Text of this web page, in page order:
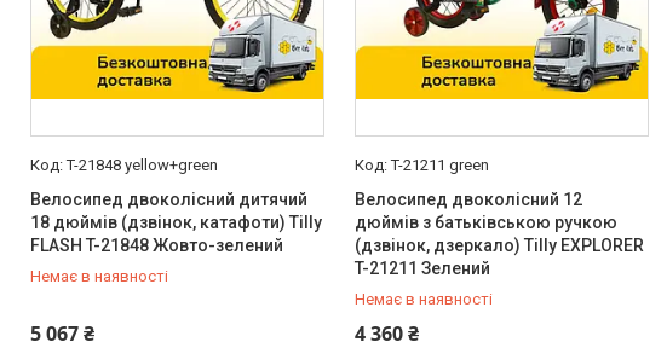
T-21848 yellow+green
Велосипед двоколісний дитячий
18 дюймів (дзвінок, катафоти) Tilly
FLASH T-21848 Жовто-зелений
Немає в наявності
5 067 ₴
0 (800) 33-98-35
T-21211 green
Велосипед двоколісний 12
дюймів з батьківською ручкою
(дзвінок, дзеркало) Tilly EXPLORER
T-21211 Зелений
Немає в наявності
4 360 ₴
0 (800) 33-98-35